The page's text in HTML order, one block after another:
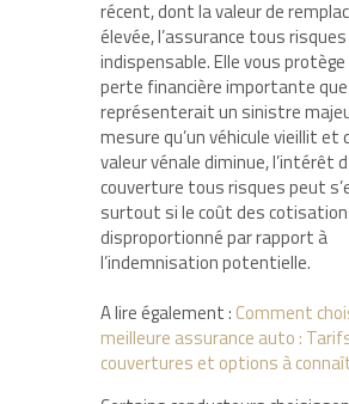
récent, dont la valeur de
élevée, l’assurance tous
indispensable. Elle vous
perte financière importante que
représenterait un sinistre
mesure qu’un véhicule vieillit et
valeur vénale diminue, l’intérêt
couverture tous risques peut
surtout si le coût des
disproportionné par rapport à
l’indemnisation potentielle.
A lire également : Comment
meilleure assurance auto :
couvertures et options à